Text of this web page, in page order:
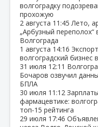
волгоградку
прохожую
2 августа 11:45 Лето,
„Арбузный
Волгограда
1 августа 14:16
волгоградский
31 июля 12:11
Бочаров озвучил
БПЛА
30 июля 11:12
фармацевтике:
топ‑15 рейтинга
29 июля 17:46